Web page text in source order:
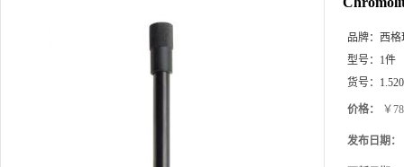
品牌： 西格
型号： 1件
货号：
价格： ￥
发布日期：